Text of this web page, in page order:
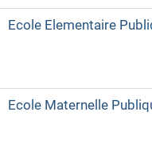
Ecole Elementaire
Ecole Maternelle